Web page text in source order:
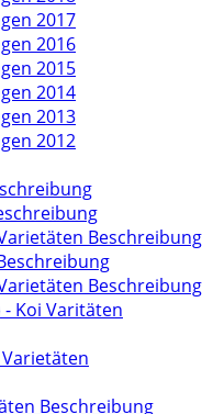
2017
2016
2015
2014
2013
2012
Beschreibung
Beschreibung
Koi Varitäten
Beschreibung